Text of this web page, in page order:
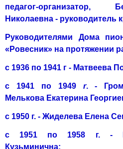
педагог­-организатор,
Николаевна - руководитель
Руководителями Дома
«Ровесник» на протяжении
с 1936 по 1941 г - Матвеева
с 1941 по 1949 r. -
Мелькова Екатерина
с 1950 г. - Жиделева Елена
с 1951 по 1958 г. -
Кузьминична;